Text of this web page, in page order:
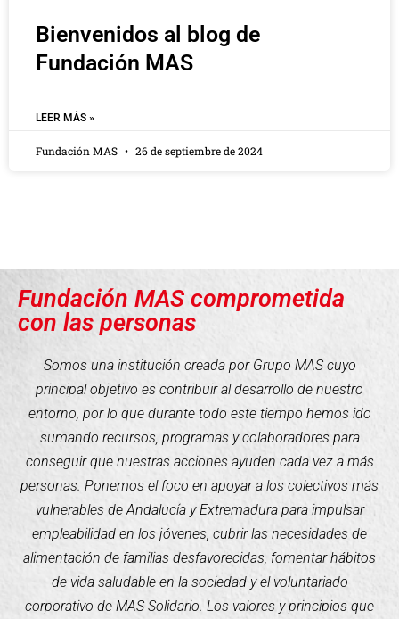
Bienvenidos al blog de
Fundación MAS
LEER MÁS »
Fundación MAS 26 de septiembre de 2024
Fundación MAS comprometida
con las personas
Somos una institución creada por Grupo MAS cuyo
principal objetivo es contribuir al desarrollo de nuestro
entorno, por lo que durante todo este tiempo hemos ido
sumando recursos, programas y colaboradores para
conseguir que nuestras acciones ayuden cada vez a más
personas. Ponemos el foco en apoyar a los colectivos más
vulnerables de Andalucía y Extremadura para impulsar
empleabilidad en los jóvenes, cubrir las necesidades de
alimentación de familias desfavorecidas, fomentar hábitos
de vida saludable en la sociedad y el voluntariado
corporativo de MAS Solidario. Los valores y principios que